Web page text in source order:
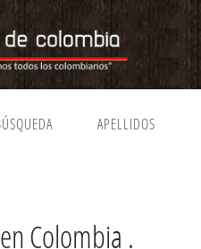
APELLIDOS
Colombia .